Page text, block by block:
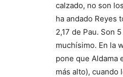
calzado, no son
ha andado Reyes
2,17 de Pau. Son
muchísimo. En la
pone que Aldama
más alto), cuando